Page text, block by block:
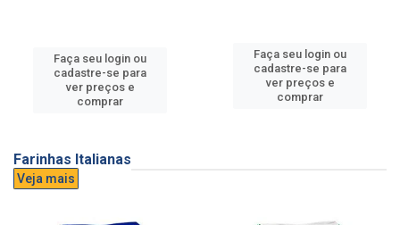
Faça seu login ou
cadastre-se para
ver preços e
comprar
Faça seu login ou
cadastre-se para
ver preços e
comprar
Farinhas Italianas
Veja mais